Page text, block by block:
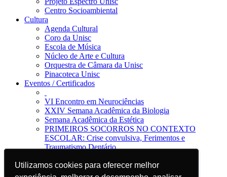
Utilizamos cookies para oferecer melhor
Utilizamos cookies para oferecer melhor
Centro Socioambiental
Cultura
Agenda Cultural
Coro da Unisc
Escola de Música
Núcleo de Arte e Cultura
Orquestra de Câmara da Unisc
Pinacoteca Unisc
Eventos / Certificados
VI Encontro em Neurociências
XXIV Semana Acadêmica da Biologia
Semana Acadêmica da Estética
PRIMEIROS SOCORROS NO CONTEXTO
ESCOLAR: Crise convulsiva, Ferimentos e
Traumatismo Dentário
Jornal da Unisc
Notícias